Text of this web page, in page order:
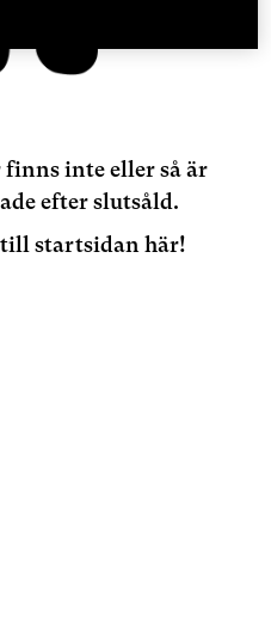
finns inte eller så är
efter slutsåld.
startsidan här!